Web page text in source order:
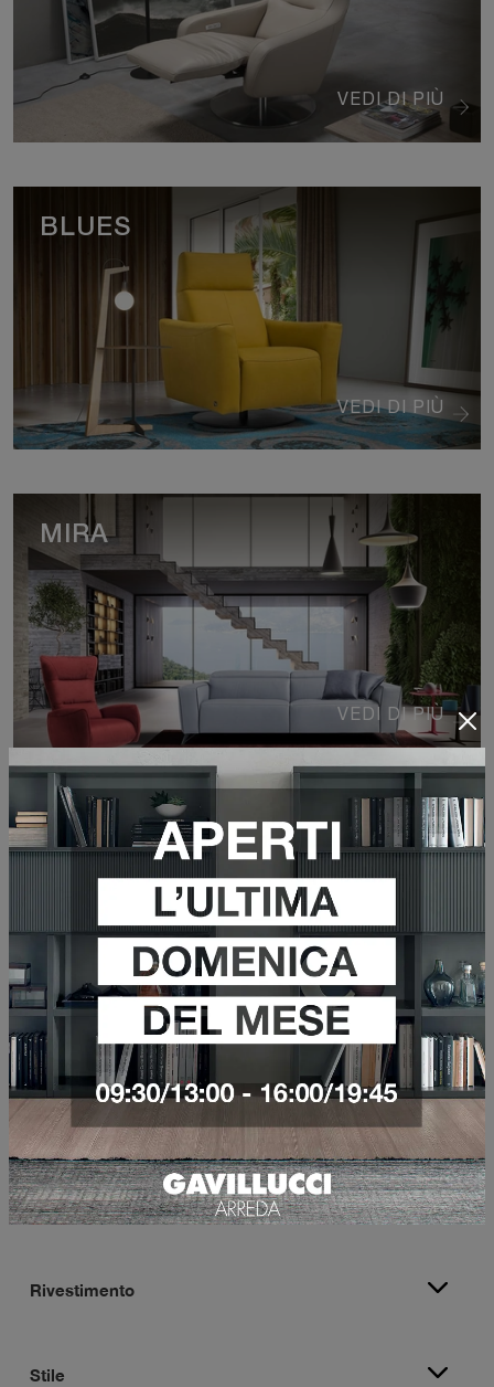
AZZERA FILTRI
Marca
Rivestimento
Stile
VEDI DI PIÙ
VEDI DI PIÙ
BLUES
VEDI DI PIÙ
MIRA
VEDI DI PIÙ
OZZY